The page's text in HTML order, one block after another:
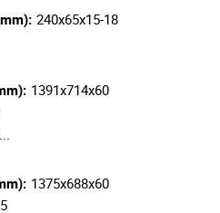
240x65x15-18
1391x714x60
1375x688x60